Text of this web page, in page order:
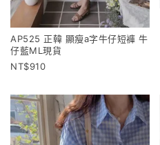
AP525 正韓 顯瘦a字牛仔短褲 牛
仔藍ML現貨
910